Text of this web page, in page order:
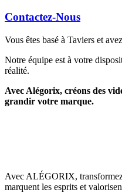
Contactez-Nous
Vous êtes basé à Taviers et
Notre équipe est à votre
réalité.
Avec Alégorix, créons des
grandir votre marque.
Avec ALÉGORIX,
marquent les esprits et